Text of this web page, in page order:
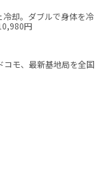
却。ダブルで身体を冷
円
モ、最新基地局を全国